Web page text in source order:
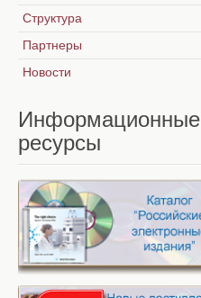
Структура
Партнеры
Новости
Информационные
ресурсы